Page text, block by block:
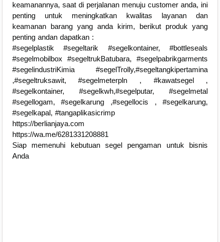
keamanannya, saat di perjalanan menuju customer anda, ini
penting untuk meningkatkan kwalitas layanan dan
keamanan barang yang anda kirim, berikut produk yang
penting andan dapatkan :
#segelplastik #segeltarik #segelkontainer, #bottleseals
#segelmobilbox #segeltrukBatubara, #segelpabrikgarments
#segelindustriKimia #segelTrolly,#segeltangkipertamina
,#segeltruksawit, #segelmeterpln , #kawatsegel ,
#segelkontainer, #segelkwh,#segelputar, #segelmetal
#segellogam, #segelkarung ,#segellocis , #segelkarung,
#segelkapal, #tangaplikasicrimp
https://berlianjaya.com
https://wa.me/6281331208881
Siap memenuhi kebutuan segel pengaman untuk bisnis
Anda